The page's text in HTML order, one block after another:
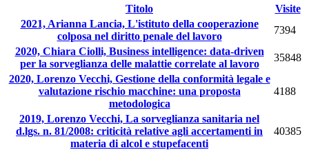
Titolo
Visite
2021, Arianna Lancia, L'istituto della cooperazione
colposa nel diritto penale del lavoro
7394
2020, Chiara Ciolli, Business intelligence: data-driven
per la sorveglianza delle malattie correlate al lavoro
35848
2020, Lorenzo Vecchi, Gestione della conformità legale e
valutazione rischio macchine: una proposta
metodologica
4188
2019, Lorenzo Vecchi, La sorveglianza sanitaria nel
d.lgs. n. 81/2008: criticità relative agli accertamenti in
materia di alcol e stupefacenti
40385